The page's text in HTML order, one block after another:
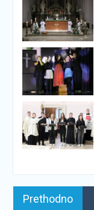
Navigacija
objava
Prethodno